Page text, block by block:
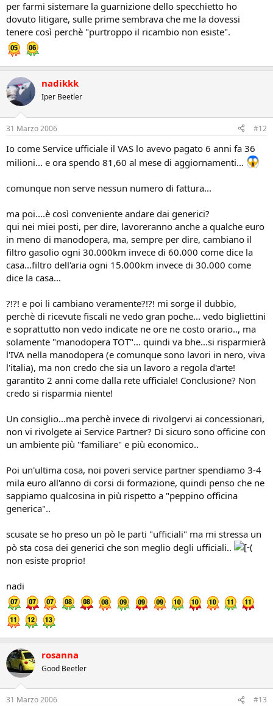
per farmi sistemare la guarnizione dello specchietto ho
dovuto litigare, sulle prime sembrava che me la dovessi
tenere così perchè "purtroppo il ricambio non esiste".
nadikkk
Iper Beetler
31 Marzo 2006 #12
Io come Service ufficiale il VAS lo avevo pagato 6 anni fa 36
milioni... e ora spendo 81,60 al mese di aggiornamenti...
comunque non serve nessun numero di fattura...
ma poi....è così conveniente andare dai generici?
qui nei miei posti, per dire, lavoreranno anche a qualche euro
in meno di manodopera, ma, sempre per dire, cambiano il
filtro gasolio ogni 30.000km invece di 60.000 come dice la
casa...filtro dell'aria ogni 15.000km invece di 30.000 come
dice la casa...
?!?! e poi li cambiano veramente?!?! mi sorge il dubbio,
perchè di ricevute fiscali ne vedo gran poche... vedo bigliettini
e soprattutto non vedo indicate ne ore ne costo orario.., ma
solamente "manodopera TOT"... quindi va bhe...si risparmierà
l'IVA nella manodopera (e comunque sono lavori in nero, viva
l'italia), ma non credo che sia un lavoro a regola d'arte!
garantito 2 anni come dalla rete ufficiale! Conclusione? Non
credo si risparmia niente!
Un consiglio...ma perchè invece di rivolgervi ai concessionari,
non vi rivolgete ai Service Partner? Di sicuro sono officine con
un ambiente più "familiare" e più economico..
Poi un'ultima cosa, noi poveri service partner spendiamo 3-4
mila euro all'anno di corsi di formazione, quindi penso che ne
sappiamo qualcosina in più rispetto a "peppino officina
generica"..
scusate se ho preso un pò le parti "ufficiali" ma mi stressa un
pò sta cosa dei generici che son meglio degli ufficiali..
non esiste proprio!
nadi
rosanna
Good Beetler
31 Marzo 2006 #13